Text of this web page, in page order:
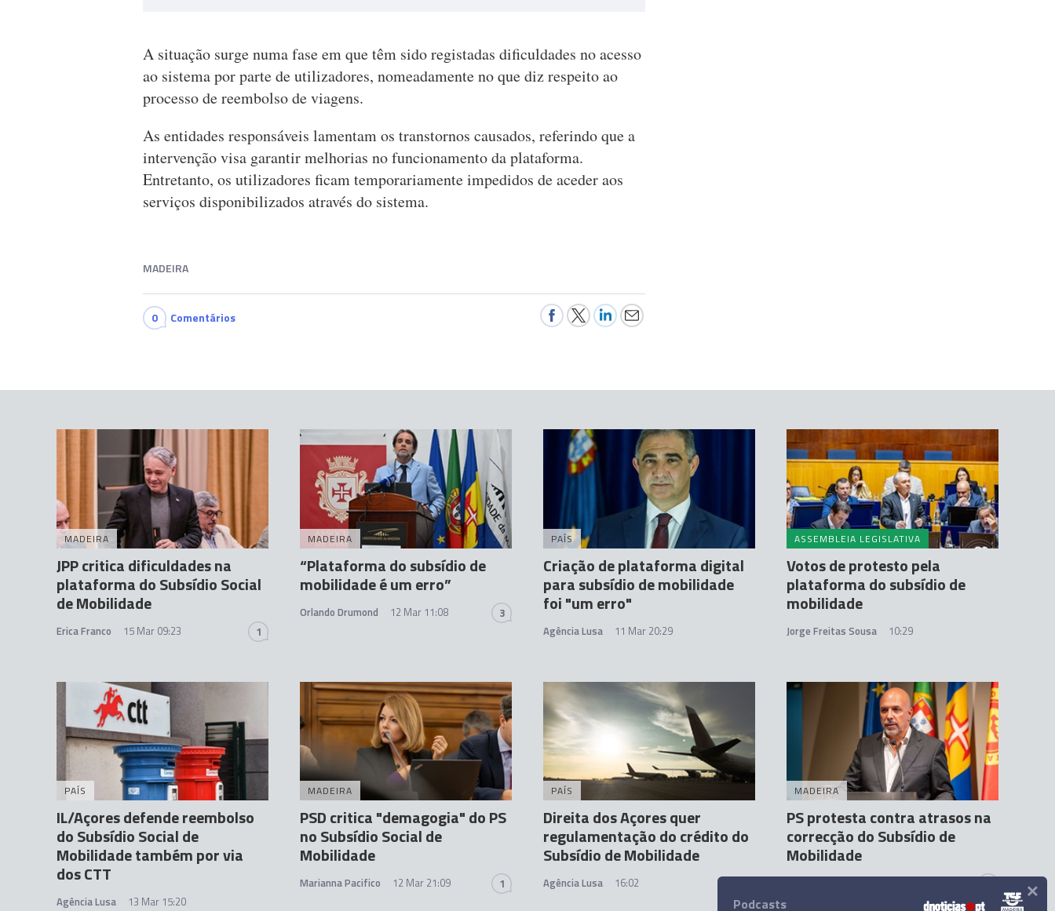
A situação surge numa fase em que têm sido registadas dificuldades no acesso
ao sistema por parte de utilizadores, nomeadamente no que diz respeito ao
processo de reembolso de viagens.
As entidades responsáveis lamentam os transtornos causados, referindo que a
intervenção visa garantir melhorias no funcionamento da plataforma.
Entretanto, os utilizadores ficam temporariamente impedidos de aceder aos
serviços disponibilizados através do sistema.
MADEIRA
0 Comentários
MADEIRA
JPP critica dificuldades na
plataforma do Subsídio Social
de Mobilidade
Erica Franco 15 Mar 09:23 1
MADEIRA
“Plataforma do subsídio de
mobilidade é um erro”
Orlando Drumond 12 Mar 11:08 3
PAÍS
Criação de plataforma digital
para subsídio de mobilidade
foi "um erro"
Agência Lusa 11 Mar 20:29
ASSEMBLEIA LEGISLATIVA
Votos de protesto pela
plataforma do subsídio de
mobilidade
Jorge Freitas Sousa 10:29
PAÍS
IL/Açores defende reembolso
do Subsídio Social de
Mobilidade também por via
dos CTT
Agência Lusa 13 Mar 15:20
MADEIRA
PSD critica "demagogia" do PS
no Subsídio Social de
Mobilidade
Marianna Pacifico 12 Mar 21:09 1
PAÍS
Direita dos Açores quer
regulamentação do crédito do
Subsídio de Mobilidade
Agência Lusa 16:02
MADEIRA
PS protesta contra atrasos na
correcção do Subsídio de
Mobilidade
Podcasts ×